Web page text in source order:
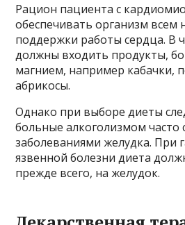
Рацион пациента с
обеспечивать организм всем
поддержки работы сердца. В
должны входить продукты,
магнием, например кабачки,
абрикосы.
Однако при выборе диеты
больные алкоголизмом часто
заболеваниями желудка. При
язвенной болезни диета
прежде всего, на желудок.